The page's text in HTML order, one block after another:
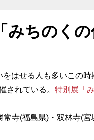
みちのく
はせる人も多いこの時
されている。 特別展「
寺(福島県)・双林寺(